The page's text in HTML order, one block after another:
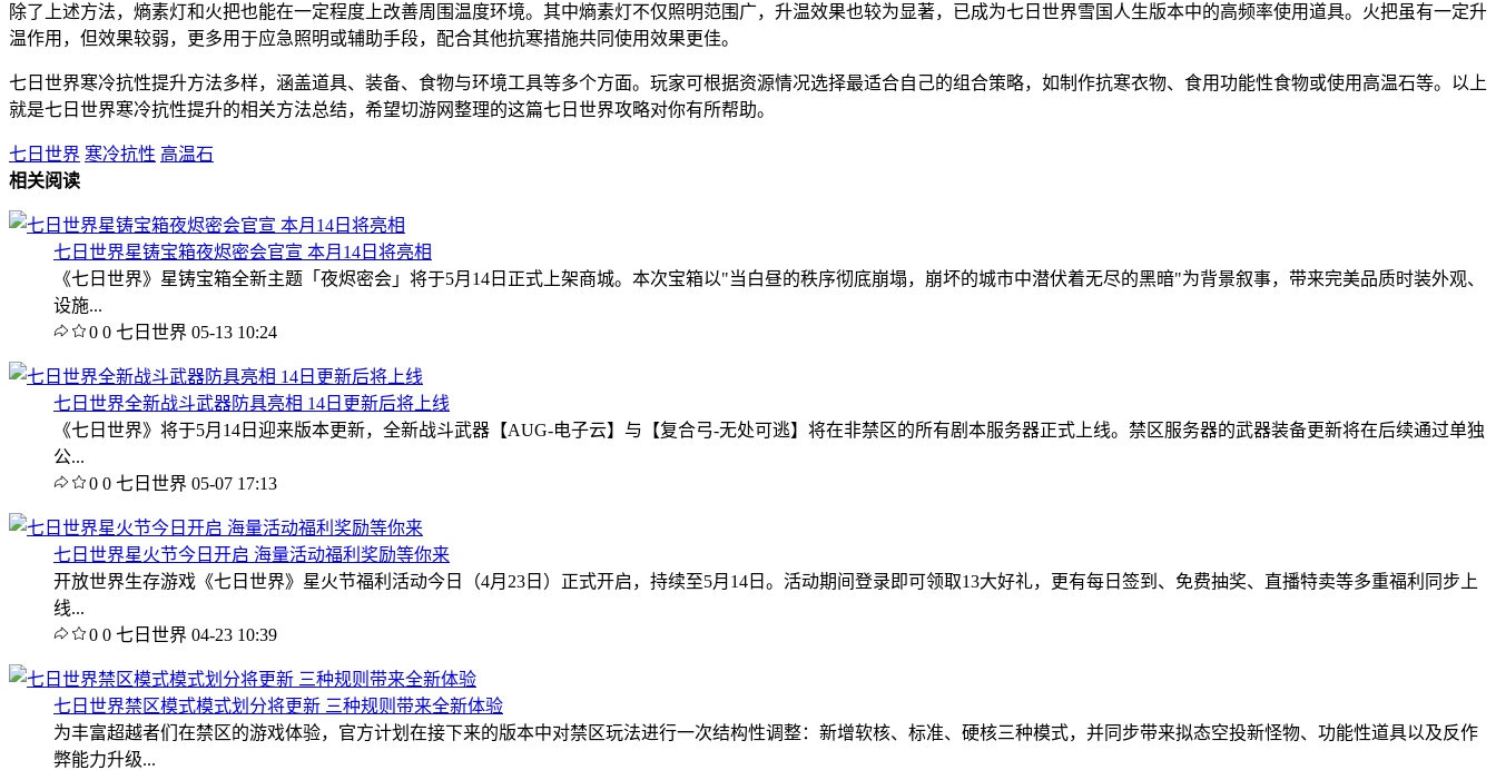
除了上述方法，熵素灯和火把也能在一定程度上改善周围温度环境。其中熵素灯不仅照明范围广，升温效果也较为显著，已成为七日世界雪国人生版本中的高频率使用道具。火把虽有一定升
温作用，但效果较弱，更多用于应急照明或辅助手段，配合其他抗寒措施共同使用效果更佳。
七日世界寒冷抗性提升方法多样，涵盖道具、装备、食物与环境工具等多个方面。玩家可根据资源情况选择最适合自己的组合策略，如制作抗寒衣物、食用功能性食物或使用高温石等。以上
就是七日世界寒冷抗性提升的相关方法总结，希望切游网整理的这篇七日世界攻略对你有所帮助。
七日世界 寒冷抗性 高温石
相关阅读
七日世界星铸宝箱夜烬密会官宣 本月14日将亮相
《七日世界》星铸宝箱全新主题「夜烬密会」将于5月14日正式上架商城。本次宝箱以"当白昼的秩序彻底崩塌，崩坏的城市中潜伏着无尽的黑暗"为背景叙事，带来完美品质时装外观、
设施...
0 0 七日世界 05-13 10:24
七日世界全新战斗武器防具亮相 14日更新后将上线
《七日世界》将于5月14日迎来版本更新，全新战斗武器【AUG-电子云】与【复合弓-无处可逃】将在非禁区的所有剧本服务器正式上线。禁区服务器的武器装备更新将在后续通过单独
公...
0 0 七日世界 05-07 17:13
七日世界星火节今日开启 海量活动福利奖励等你来
开放世界生存游戏《七日世界》星火节福利活动今日（4月23日）正式开启，持续至5月14日。活动期间登录即可领取13大好礼，更有每日签到、免费抽奖、直播特卖等多重福利同步上
线...
0 0 七日世界 04-23 10:39
七日世界禁区模式模式划分将更新 三种规则带来全新体验
为丰富超越者们在禁区的游戏体验，官方计划在接下来的版本中对禁区玩法进行一次结构性调整：新增软核、标准、硬核三种模式，并同步带来拟态空投新怪物、功能性道具以及反作
弊能力升级...